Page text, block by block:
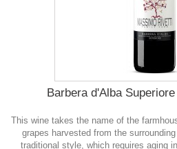
Barbera d'Alba
This wine takes the name of the
grapes harvested from the
traditional style, which requires aging